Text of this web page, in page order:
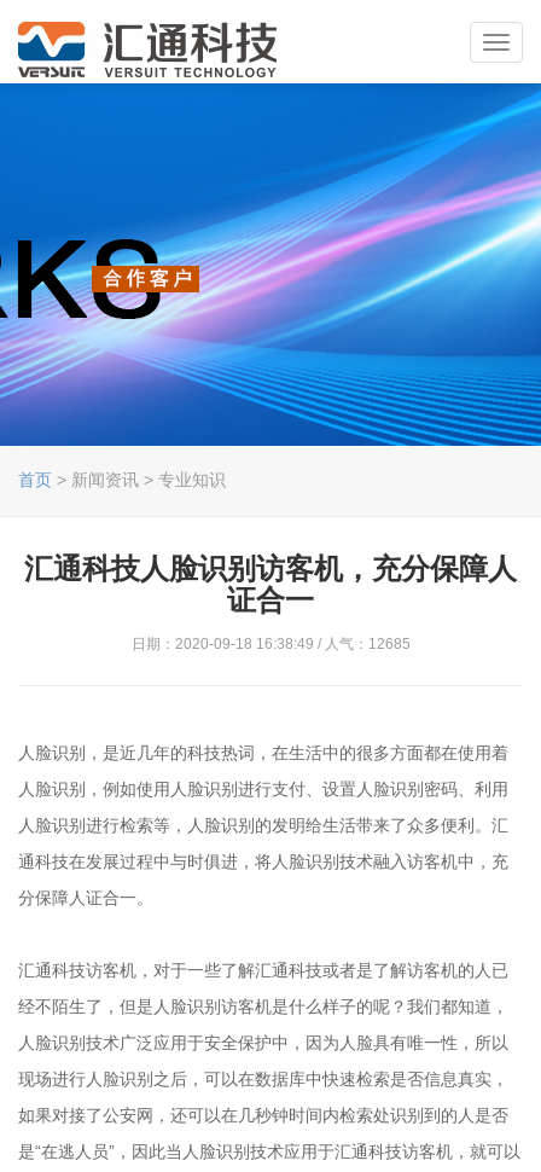
首页 > 新闻资讯 > 专业知识
汇通科技人脸识别访客机，充分保障人
证合一
日期：2020-09-18 16:38:49 / 人气：12685
人脸识别，是近几年的科技热词，在生活中的很多方面都在使用着
人脸识别，例如使用人脸识别进行支付、设置人脸识别密码、利用
人脸识别进行检索等，人脸识别的发明给生活带来了众多便利。汇
通科技在发展过程中与时俱进，将人脸识别技术融入访客机中，充
分保障人证合一。
汇通科技访客机，对于一些了解汇通科技或者是了解访客机的人已
经不陌生了，但是人脸识别访客机是什么样子的呢？我们都知道，
人脸识别技术广泛应用于安全保护中，因为人脸具有唯一性，所以
现场进行人脸识别之后，可以在数据库中快速检索是否信息真实，
如果对接了公安网，还可以在几秒钟时间内检索处识别到的人是否
是“在逃人员”，因此当人脸识别技术应用于汇通科技访客机，就可以